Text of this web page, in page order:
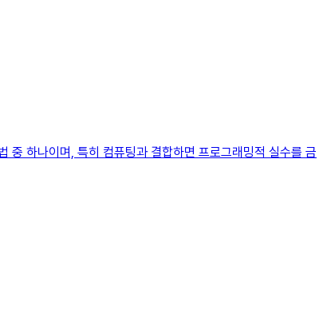
중 하나이며, 특히 컴퓨팅과 결합하면 프로그래밍적 실수를 금